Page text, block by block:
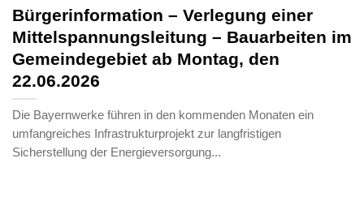
Bürgerinformation – Verlegung einer
Mittelspannungsleitung – Bauarbeiten im
Gemeindegebiet ab Montag, den
22.06.2026
Die Bayernwerke führen in den kommenden Monaten ein
umfangreiches Infrastrukturprojekt zur langfristigen
Sicherstellung der Energieversorgung...